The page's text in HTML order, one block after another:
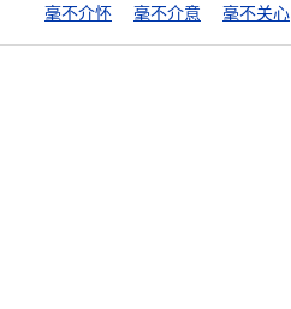
毫不介怀 毫不介意 毫不关心